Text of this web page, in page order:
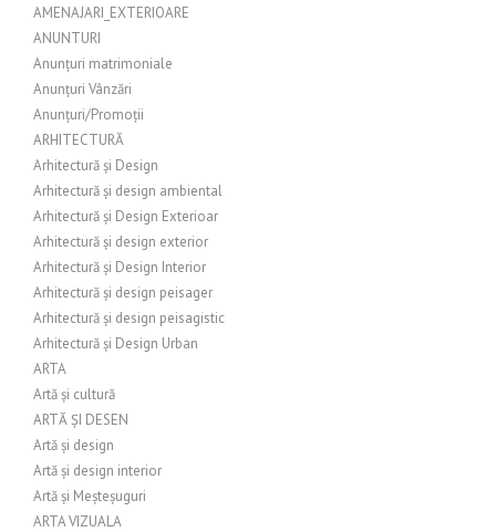
AMENAJARI_EXTERIOARE
ANUNTURI
Anunțuri matrimoniale
Anunțuri Vânzări
Anunțuri/Promoții
ARHITECTURĂ
Arhitectură și Design
Arhitectură și design ambiental
Arhitectură și Design Exterioar
Arhitectură și design exterior
Arhitectură și Design Interior
Arhitectură și design peisager
Arhitectură și design peisagistic
Arhitectură și Design Urban
ARTA
Artă și cultură
ARTĂ ȘI DESEN
Artă și design
Artă și design interior
Artă și Meșteșuguri
ARTA VIZUALA